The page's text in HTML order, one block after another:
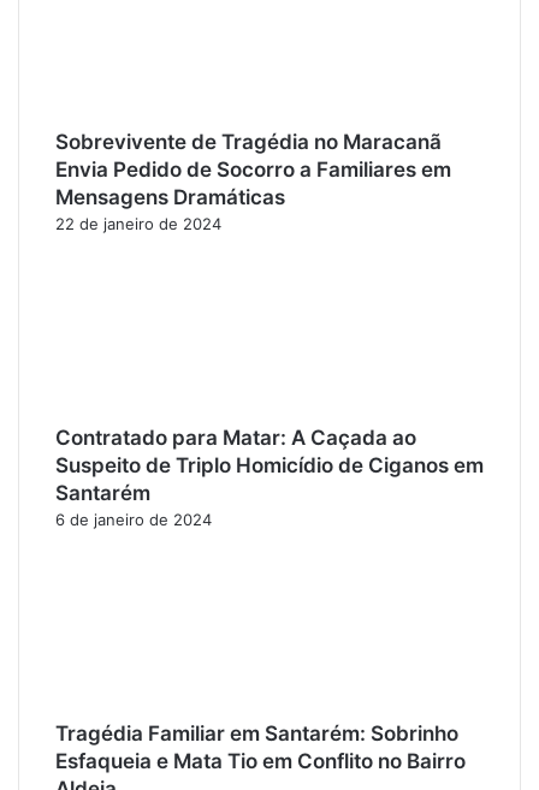
Sobrevivente de Tragédia no Maracanã
Envia Pedido de Socorro a Familiares em
Mensagens Dramáticas
22 de janeiro de 2024
Contratado para Matar: A Caçada ao
Suspeito de Triplo Homicídio de Ciganos em
Santarém
6 de janeiro de 2024
Tragédia Familiar em Santarém: Sobrinho
Esfaqueia e Mata Tio em Conflito no Bairro